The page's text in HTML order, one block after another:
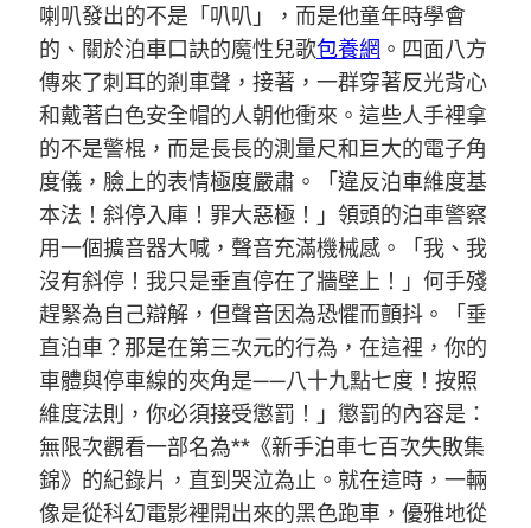
喇叭發出的不是「叭叭」，而是他童年時學會
的、關於泊車口訣的魔性兒歌包養網 。四面八方
傳來了刺耳的剎車聲，接著，一群穿著反光背心
和戴著白色安全帽的人朝他衝來。這些人手裡拿
的不是警棍，而是長長的測量尺和巨大的電子角
度儀，臉上的表情極度嚴肅。「違反泊車維度基
本法！斜停入庫！罪大惡極！」領頭的泊車警察
用一個擴音器大喊，聲音充滿機械感。「我、我
沒有斜停！我只是垂直停在了牆壁上！」何手殘
趕緊為自己辯解，但聲音因為恐懼而顫抖。「垂
直泊車？那是在第三次元的行為，在這裡，你的
車體與停車線的夾角是——八十九點七度！按照
維度法則，你必須接受懲罰！」懲罰的內容是：
無限次觀看一部名為**《新手泊車七百次失敗集
錦》的紀錄片，直到哭泣為止。就在這時，一輛
像是從科幻電影裡開出來的黑色跑車，優雅地從